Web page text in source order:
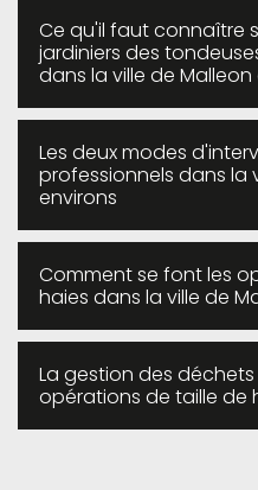
Ce qu'il faut connaître
jardiniers des
dans la ville de
Les deux modes
professionnels dans la
environs
Comment se font les
haies dans la ville de
La gestion des
opérations de taille de